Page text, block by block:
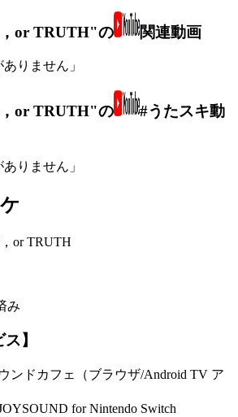
or TRUTH"の 関連動画
りません」
or TRUTH"の
#うたスキ動
りません」
or TRUTH
み
】
ンドカフェ（ブラウザ/Android TV ア
for Nintendo Switch